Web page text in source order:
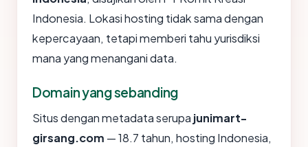
Indonesia. Lokasi hosting tidak sama dengan
kepercayaan, tetapi memberi tahu yurisdiksi
mana yang menangani data.
Domain yang sebanding
Situs dengan metadata serupa junimart-
girsang.com — 18.7 tahun, hosting Indonesia,